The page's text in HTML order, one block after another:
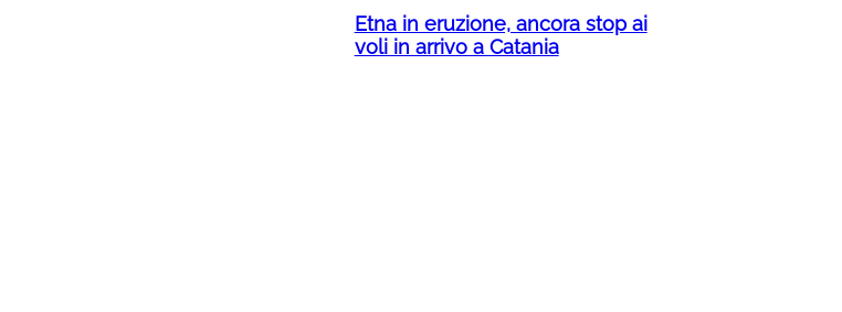
Etna in eruzione, ancora stop ai
voli in arrivo a Catania